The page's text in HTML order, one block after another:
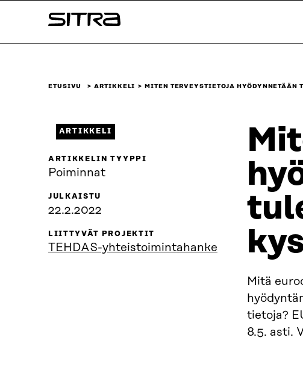
sisältöön
Sitra
ETUSIVU ARTIKKELI MITEN TERVEYSTIETOJA HYÖDYNNETÄÄN
Mitä
tietoja?
8.5. asti.
ARTIKKELI
ARTIKKELIN TYYPPI
Poiminnat
JULKAISTU
22.2.2022
LIITTYVÄT PROJEKTIT
TEHDAS-yhteistoimintahanke